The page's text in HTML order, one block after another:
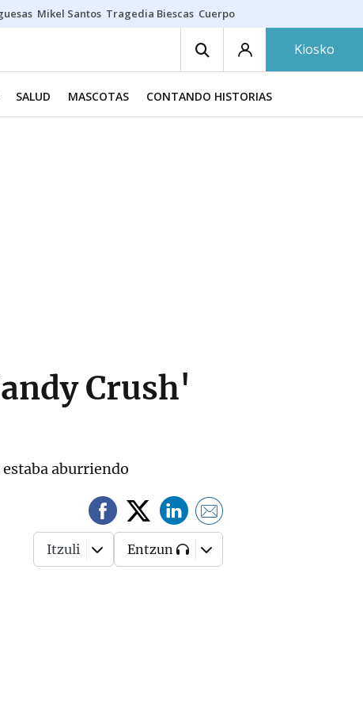
Mikel Santos Tragedia Biescas Cuerpo ría
Kiosko
SALUD MASCOTAS CONTANDO HISTORIAS
Crush'
aburriendo
Itzuli Entzun